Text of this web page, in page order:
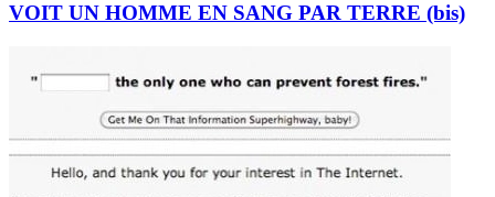
VOIT UN HOMME EN SANG PAR TERRE (bis)